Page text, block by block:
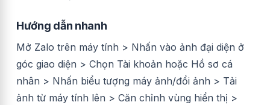
Hướng dẫn nhanh
Mở Zalo trên máy tính > Nhấn vào ảnh đại diện ở
góc giao diện > Chọn Tài khoản hoặc Hồ sơ cá
nhân > Nhấn biểu tượng máy ảnh/đổi ảnh > Tải
ảnh từ máy tính lên > Căn chỉnh vùng hiển thị >